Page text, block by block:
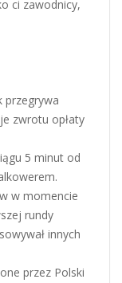
ci zawodnicy,
przegrywa
zwrotu opłaty
5 minut od
w momencie
rundy
innych
przez Polski